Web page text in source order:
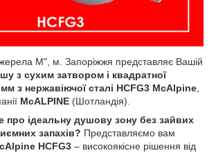
м. Запоріжжя представляє Вашій
з сухим затвором і квадратної
з нержавіючої сталі HCFG3 McAlpine,
McALPINE (Шотландія).
душову зону без зайвих
запахів? Представляємо вам
HCFG3 – високоякісне рішення від